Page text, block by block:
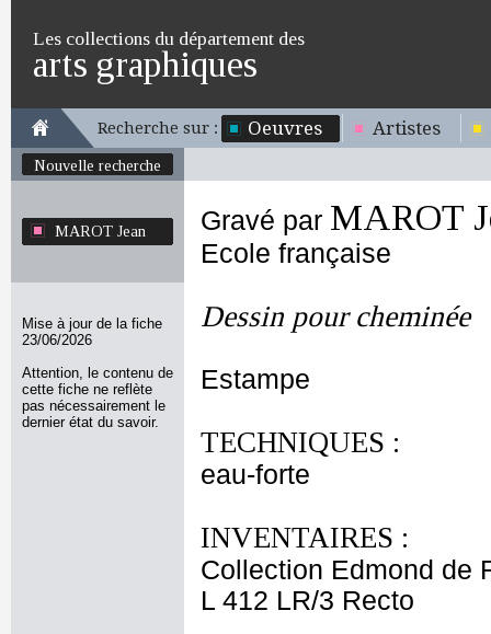
Les collections du département des
arts graphiques
Recherche sur : Oeuvres Artistes
Nouvelle recherche
MAROT Jean
Mise à jour de la fiche
23/06/2026
Attention, le contenu de
cette fiche ne reflète
pas nécessairement le
dernier état du savoir.
Gravé par MAROT
Ecole française
Dessin pour cheminée
Estampe
TECHNIQUES :
eau-forte
INVENTAIRES :
Collection Edmond de
L 412 LR/3 Recto